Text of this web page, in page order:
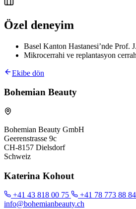
Özel deneyim
Basel Kanton Hastanesi’nde Prof.
Mikrocerrahi ve replantasyon
Ekibe dön
Bohemian Beauty
Bohemian Beauty GmbH
Geerenstrasse 9c
CH-8157 Dielsdorf
Schweiz
Katerina Kohout
+41 43 818 00 75
+41 78 773 88 84
info@bohemianbeauty.ch